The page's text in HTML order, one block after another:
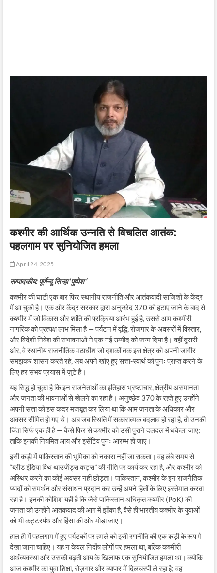
कश्मीर की आर्थिक उन्नति से विचलित आतंक:
पहलगाम पर सुनियोजित हमला
April 24, 2025
सम्पादकीय: पूर्णेन्दु सिन्हा ‘पुष्पेश ‘
कश्मीर की घाटी एक बार फिर स्थानीय राजनीति और आतंकवादी साजिशों के केंद्र
में आ चुकी है। एक ओर केंद्र सरकार द्वारा अनुच्छेद 370 को हटाए जाने के बाद से
कश्मीर में जो विकास और शांति की प्रक्रिया आरंभ हुई है, उससे आम कश्मीरी
नागरिक को प्रत्यक्ष लाभ मिला है — पर्यटन में वृद्धि, रोजगार के अवसरों में विस्तार,
और विदेशी निवेश की संभावनाओं ने एक नई उम्मीद को जन्म दिया है। वहीं दूसरी
ओर, वे स्थानीय राजनीतिक मठाधीश जो दशकों तक इस क्षेत्र को अपनी जागीर
समझकर शासन करते रहे, अब अपने खोए हुए सत्ता-स्वार्थ को पुनः प्राप्त करने के
लिए हर संभव प्रयास में जुटे हैं।
यह सिद्ध हो चूका है कि इन राजनेताओं का इतिहास भ्रष्टाचार, क्षेत्रीय असमानता
और जनता की भावनाओं से खेलने का रहा है। अनुच्छेद 370 के रहते हुए उन्होंने
अपनी सत्ता को इस कदर मजबूत कर लिया था कि आम जनता के अधिकार और
अवसर सीमित हो गए थे। अब जब स्थिति में सकारात्मक बदलाव हो रहा है, तो उनकी
चिंता सिर्फ एक ही है — कैसे फिर से कश्मीर को उसी पुराने दलदल में धकेला जाए;
ताकि इनकी नियमित आय और इंसेंटिव पुनः आरम्भ हो जाए।
इसी कड़ी में पाकिस्तान की भूमिका को नकारा नहीं जा सकता। वह लंबे समय से
“ब्लीड इंडिया विथ थाउज़ेंड्स कट्स” की नीति पर कार्य कर रहा है, और कश्मीर को
अस्थिर करने का कोई अवसर नहीं छोड़ता। पाकिस्तान, कश्मीर के इन राजनैतिक
प्यादों को समर्थन और संसाधन प्रदान कर उन्हें अपने हितों के लिए इस्तेमाल करता
रहा है। इनकी कोशिश यही है कि जैसे पाकिस्तान अधिकृत कश्मीर (PoK) की
जनता को उन्होंने आतंकवाद की आग में झोंका है, वैसे ही भारतीय कश्मीर के युवाओं
को भी कट्टरपंथ और हिंसा की ओर मोड़ा जाए।
हाल ही में पहलगाम में हुए पर्यटकों पर हमले को इसी रणनीति की एक कड़ी के रूप में
देखा जाना चाहिए। यह न केवल निर्दोष लोगों पर हमला था, बल्कि कश्मीरी
अर्थव्यवस्था और उसकी बढ़ती आय के खिलाफ एक सुनियोजित हमला था। क्योंकि
आज कश्मीर का युवा शिक्षा, रोज़गार और व्यापार में दिलचस्पी ले रहा है; वह